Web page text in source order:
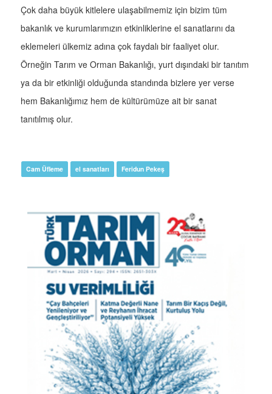
Çok daha büyük kitlelere ulaşabilmemiz için bizim tüm
bakanlık ve kurumlarımızın etkinliklerine el sanatlarını da
eklemeleri ülkemiz adına çok faydalı bir faaliyet olur.
Örneğin Tarım ve Orman Bakanlığı, yurt dışındaki bir tanıtım
ya da bir etkinliği olduğunda standında bizlere yer verse
hem Bakanlığımız hem de kültürümüze ait bir sanat
tanıtılmış olur.
Cam Üfleme el sanatları Feridun Pekeş